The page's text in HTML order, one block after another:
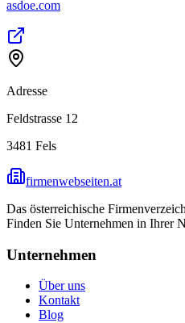
asdoe.com
Adresse
Feldstrasse 12
3481 Fels
firmenwebseiten.at
Das österreichische
Finden Sie Unternehmen in Ihrer
Unternehmen
Über uns
Kontakt
Blog